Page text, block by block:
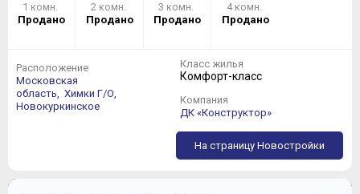
1 комн.
Продано
2 комн.
Продано
3 комн.
Продано
4 комн.
Продано
Расположение
Московская
область, Химки Г/О,
Новокуркинское
Класс жилья
Комфорт-класс
Компания
ДК «Конструктор»
На страницу Новостройки